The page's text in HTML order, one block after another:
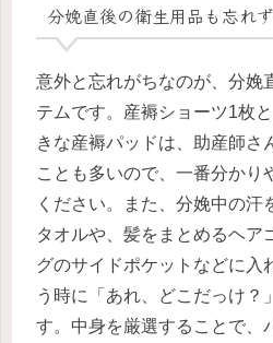
分娩直後の衛生用品も忘れ
意外と忘れがちなのが、分娩
テムです。産褥ショーツ1枚
きな産褥パッドは、助産師さ
ことも多いので、一番分かり
ください。また、分娩中の汗
タオルや、髪をまとめるヘア
グのサイドポケットなどに入
う時に「あれ、どこだっけ？
す。中身を厳選することで、